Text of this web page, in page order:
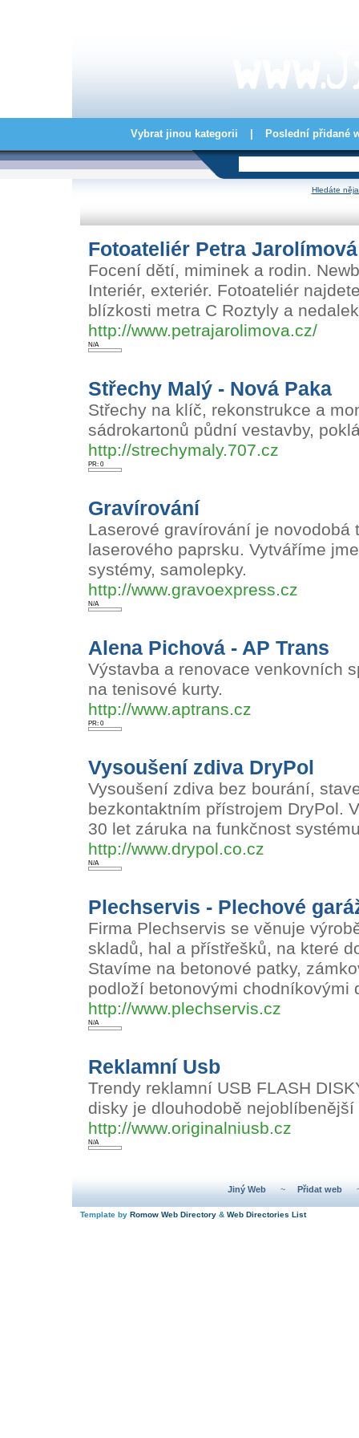
Vybrat jinou kategorii Poslední přidané
Hledáte
Fotoateliér Petra Jarolímová
Focení dětí, miminek a rodin.
Interiér, exteriér. Fotoateliér
blízkosti metra C Roztyly a
http://www.petrajarolimova.cz/
N/A
Střechy Malý - Nová Paka
Střechy na klíč, rekonstrukce a
sádrokartonů půdní vestavby,
http://strechymaly.707.cz
PR: 0
Gravírování
Laserové gravírování je
laserového paprsku. Vytváříme
systémy, samolepky.
http://www.gravoexpress.cz
N/A
Alena Pichová - AP Trans
Výstavba a renovace venkovních
na tenisové kurty.
http://www.aptrans.cz
PR: 0
Vysoušení zdiva DryPol
Vysoušení zdiva bez bourání,
bezkontaktním přístrojem DryPol.
30 let záruka na funkčnost
http://www.drypol.co.cz
N/A
Plechservis - Plechové
Firma Plechservis se věnuje
skladů, hal a přístřešků, na které
Stavíme na betonové patky,
podloží betonovými chodníkovými
http://www.plechservis.cz
N/A
Reklamní Usb
Trendy reklamní USB FLASH
disky je dlouhodobě
http://www.originalniusb.cz
N/A
Jiný Web ~ Přidat web
Template by Romow Web Directory & Web Directories List